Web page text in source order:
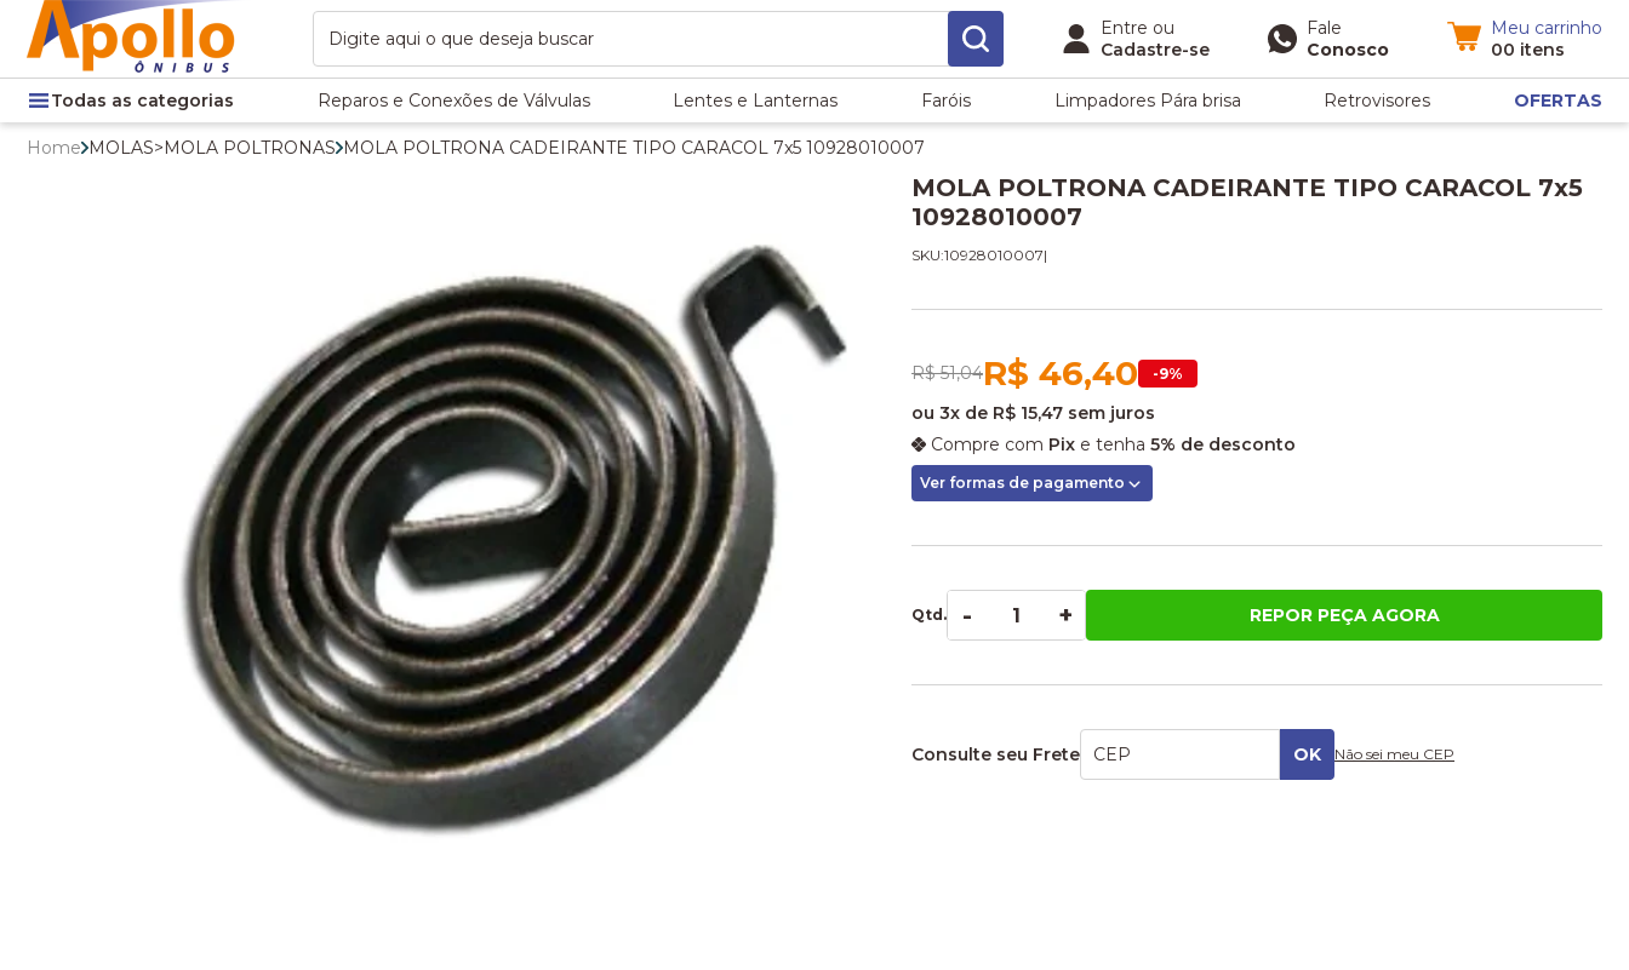
Entre ou
Cadastre-se
Fale
Conosco
Meu carrinho
00 itens
Todas as categorias Reparos e Conexões de Válvulas Lentes e Lanternas Faróis Limpadores Pára brisa Retrovisores OFERTAS
Home MOLAS>MOLA POLTRONAS MOLA POLTRONA CADEIRANTE TIPO CARACOL 7x5 10928010007
MOLA POLTRONA CADEIRANTE TIPO CARACOL 7x5
10928010007
SKU:10928010007|
R$ 51,04R$ 46,40 -9%
ou 3x de R$ 15,47 sem juros
Compre com Pix e tenha 5% de desconto
Ver formas de pagamento
Qtd. - + REPOR PEÇA AGORA
Consulte seu Frete Não sei meu CEP